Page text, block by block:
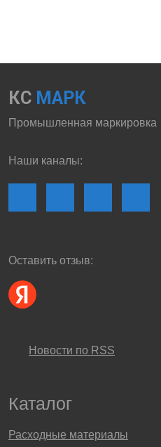
КС МАРК
Промышленная маркировка
Наши каналы:
Оставить отзыв:
Новости по RSS
Каталог
Расходные материалы